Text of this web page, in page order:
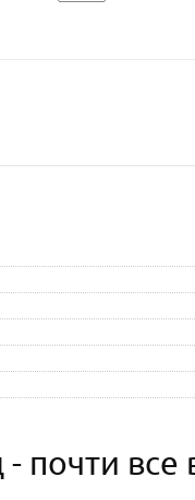
почти все